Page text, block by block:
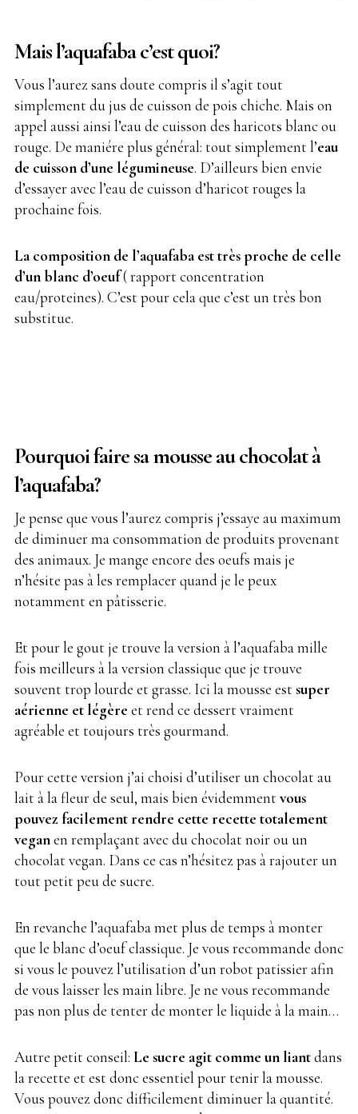
Mais l’aquafaba c’est quoi?
Vous l’aurez sans doute compris il s’agit tout
simplement du jus de cuisson de pois chiche. Mais on
appel aussi ainsi l’eau de cuisson des haricots blanc ou
rouge. De maniére plus général: tout simplement l’eau
de cuisson d’une légumineuse. D’ailleurs bien envie
d’essayer avec l’eau de cuisson d’haricot rouges la
prochaine fois.
La composition de l’aquafaba est très proche de celle
d’un blanc d’oeuf( rapport concentration
eau/proteines). C’est pour cela que c’est un très bon
substitue.
Pourquoi faire sa mousse au chocolat à
l’aquafaba?
Je pense que vous l’aurez compris j’essaye au maximum
de diminuer ma consommation de produits provenant
des animaux. Je mange encore des oeufs mais je
n’hésite pas à les remplacer quand je le peux
notamment en pâtisserie.
Et pour le gout je trouve la version à l’aquafaba mille
fois meilleurs à la version classique que je trouve
souvent trop lourde et grasse. Ici la mousse est super
aérienne et légère et rend ce dessert vraiment
agréable et toujours très gourmand.
Pour cette version j’ai choisi d’utiliser un chocolat au
lait à la fleur de seul, mais bien évidemment vous
pouvez facilement rendre cette recette totalement
vegan en remplaçant avec du chocolat noir ou un
chocolat vegan. Dans ce cas n’hésitez pas à rajouter un
tout petit peu de sucre.
En revanche l’aquafaba met plus de temps à monter
que le blanc d’oeuf classique. Je vous recommande donc
si vous le pouvez l’utilisation d’un robot patissier afin
de vous laisser les main libre. Je ne vous recommande
pas non plus de tenter de monter le liquide à la main…
Autre petit conseil: Le sucre agit comme un liantdans
la recette et est donc essentiel pour tenir la mousse.
Vous pouvez donc difficilement diminuer la quantité.